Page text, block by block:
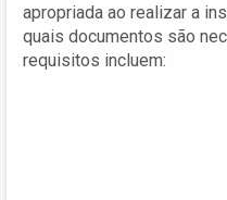
apropriada ao realizar a
quais documentos são
requisitos incluem: